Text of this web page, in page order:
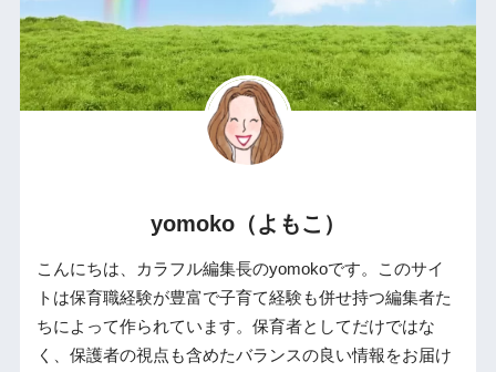
yomoko（よもこ）
こんにちは、カラフル編集長のyomokoです。このサイ
トは保育職経験が豊富で子育て経験も併せ持つ編集者た
ちによって作られています。保育者としてだけではな
く、保護者の視点も含めたバランスの良い情報をお届け